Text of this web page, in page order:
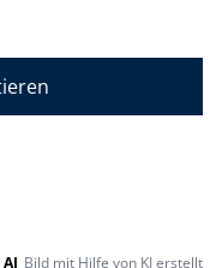
AI Bild mit Hilfe von KI erstellt